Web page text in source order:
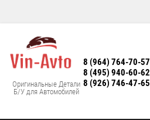
Оригинальные Детали
Б/У для Автомобилей
8 (964) 764-70-57
8 (495) 940-60-62
8 (926) 746-47-65